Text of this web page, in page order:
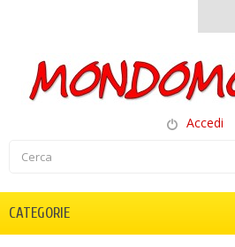
Accedi
CATEGORIE